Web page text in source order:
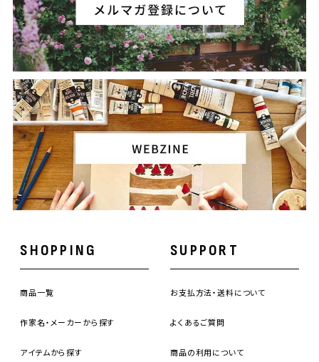
SHOPPING
商品一覧
作家名・メーカーから探す
アイテムから探す
SUPPORT
お支払方法・送料について
よくあるご質問
商品の利用について